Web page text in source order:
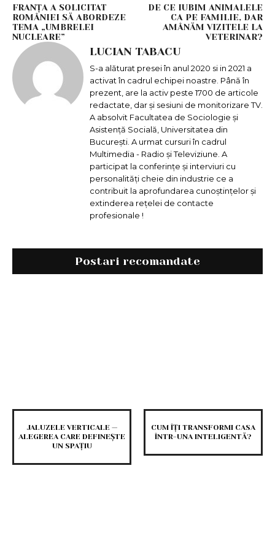
FRANȚA A SOLICITAT
ROMÂNIEI SĂ ABORDEZE
TEMA „UMBRELEI
NUCLEARE”
DE CE IUBIM ANIMALELE
CA PE FAMILIE, DAR
AMÂNĂM VIZITELE LA
VETERINAR?
LUCIAN TABACU
S-a alăturat presei în anul 2020 si in 2021 a
activat în cadrul echipei noastre. Până în
prezent, are la activ peste 1700 de articole
redactate, dar și sesiuni de monitorizare TV.
A absolvit Facultatea de Sociologie și
Asistență Socială, Universitatea din
București. A urmat cursuri în cadrul
Multimedia - Radio și Televiziune. A
participat la conferințe și interviuri cu
personalități cheie din industrie ce a
contribuit la aprofundarea cunoștințelor și
extinderea rețelei de contacte
profesionale !
Postari recomandate
JALUZELE VERTICALE —
ALEGEREA CARE DEFINEȘTE
UN SPAȚIU
CUM ÎȚI TRANSFORMI CASA
ÎNTR-UNA INTELIGENTĂ?